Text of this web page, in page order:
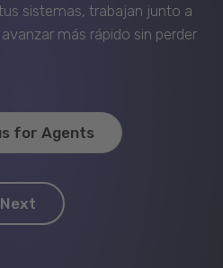
sistemas, trabajan junto a
más rápido sin perder
for Agents